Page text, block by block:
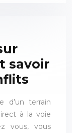
savoir
d’un terrain
à la voie
vous, vous